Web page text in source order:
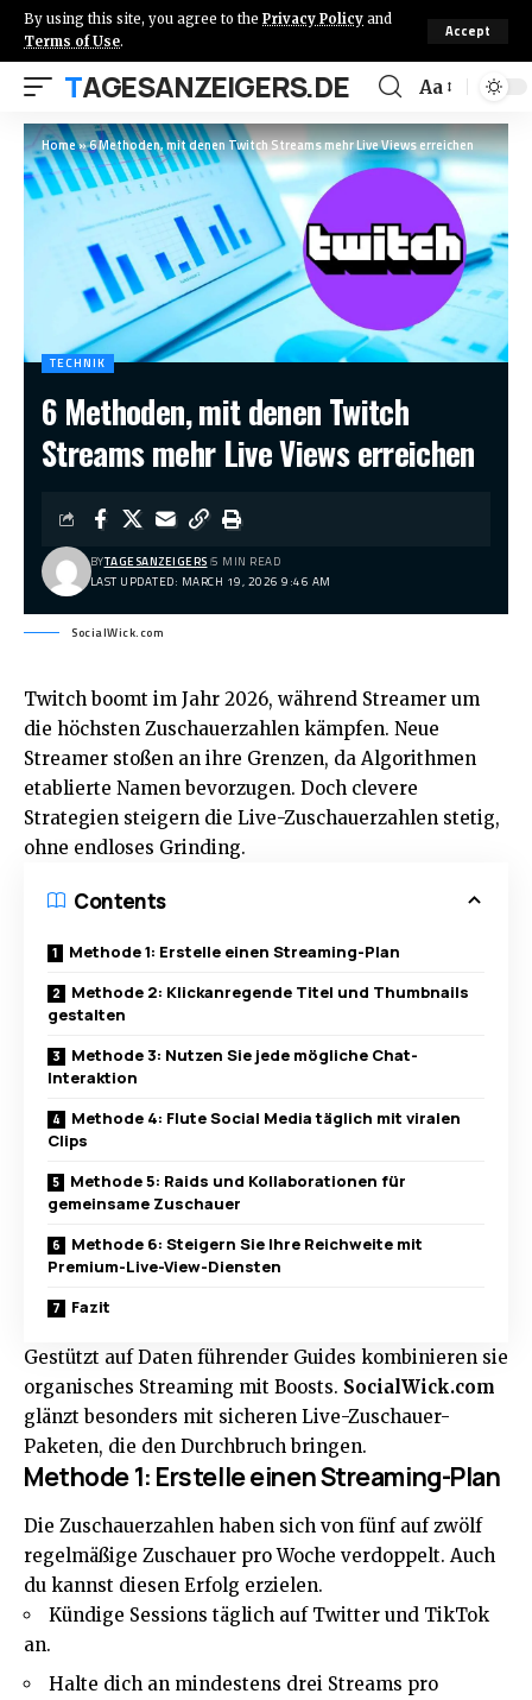
By using this site, you agree to the Privacy Policy and
Terms of Use.
Accept
TAGESANZEIGERS.DE Aa
Home»6 Methoden, mit denen Twitch Streams mehr Live Views erreichen
TECHNIK
6 Methoden, mit denen Twitch
Streams mehr Live Views erreichen
LAST UPDATED: MARCH 19, 2026 9:46 AM
BYTAGESANZEIGERS 5 MIN READ
SocialWick.com
Twitch boomt im Jahr 2026, während Streamer um
die höchsten Zuschauerzahlen kämpfen. Neue
Streamer stoßen an ihre Grenzen, da Algorithmen
etablierte Namen bevorzugen. Doch clevere
Strategien steigern die Live-Zuschauerzahlen stetig,
ohne endloses Grinding.
Contents
Methode 1: Erstelle einen Streaming-Plan
Methode 2: Klickanregende Titel und Thumbnails
gestalten
Methode 3: Nutzen Sie jede mögliche Chat-
Interaktion
Methode 4: Flute Social Media täglich mit viralen
Clips
Methode 5: Raids und Kollaborationen für
gemeinsame Zuschauer
Methode 6: Steigern Sie Ihre Reichweite mit
Premium-Live-View-Diensten
Fazit
Gestützt auf Daten führender Guides kombinieren sie
organisches Streaming mit Boosts. SocialWick.com
glänzt besonders mit sicheren Live-Zuschauer-
Paketen, die den Durchbruch bringen.
Methode 1: Erstelle einen Streaming-Plan
Die Zuschauerzahlen haben sich von fünf auf zwölf
regelmäßige Zuschauer pro Woche verdoppelt. Auch
du kannst diesen Erfolg erzielen.
Kündige Sessions täglich auf Twitter und TikTok
an.
Halte dich an mindestens drei Streams pro